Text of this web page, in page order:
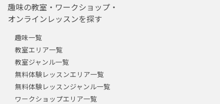
趣味の教室・ワークショップ・
オンラインレッスンを探す
趣味一覧
教室エリア一覧
教室ジャンル一覧
無料体験レッスンエリア一覧
無料体験レッスンジャンル一覧
ワークショップエリア一覧